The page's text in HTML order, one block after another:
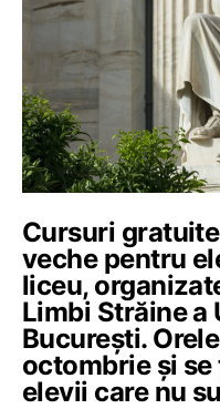
Cursuri
veche pentru
liceu,
Limbi Străine
București.
octombrie și
elevii care nu